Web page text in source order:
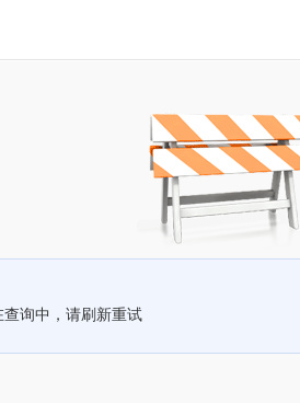
查询中，请刷新重试